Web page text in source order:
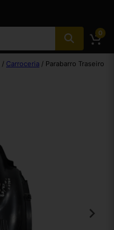
0
/ Carroceria / Parabarro Traseiro